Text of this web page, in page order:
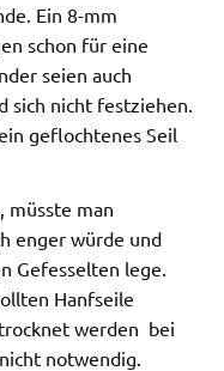
Ein 8-mm
schon für eine
seien auch
sich nicht festziehen.
geflochtenes Seil
müsste man
enger würde und
Gefesselten lege.
Hanfseile
werden  bei
notwendig.